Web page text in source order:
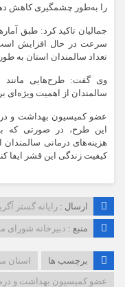
را به‌طور چشمگیری کاهش
جمالیان تاکید کرد: طبق
سرعت در حال افزایش
تعداد سالمندان استان به
وی گفت: طرح‌هایی مانند
سالمندان از اهمیت ویژه‌ای
عضو کمیسیون بهداشت و
این طرح، در صورتی که
هزینه‌های درمانی
کیفیت زندگی این قشر ایفا
ارسال : رایانه گستر
منبع : دبیرخانه شورای
برچسب ها استان
عضو کمیسیون بهداشت و